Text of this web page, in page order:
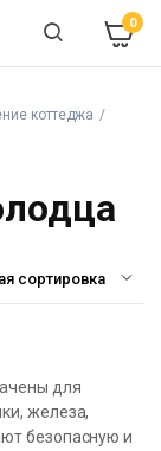
0
коттеджа
для
железа,
безопасную и